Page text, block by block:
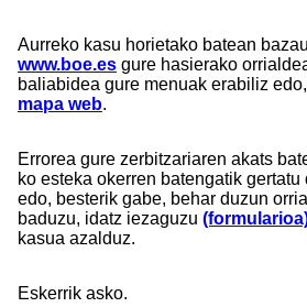
Aurreko kasu horietako batean
www.boe.es gure hasierako
baliabidea gure menuak erabiliz
mapa web.
Errorea gure zerbitzariaren akats
ko esteka okerren batengatik
edo, besterik gabe, behar duzun
baduzu, idatz iezaguzu
kasua azalduz.
Eskerrik asko.